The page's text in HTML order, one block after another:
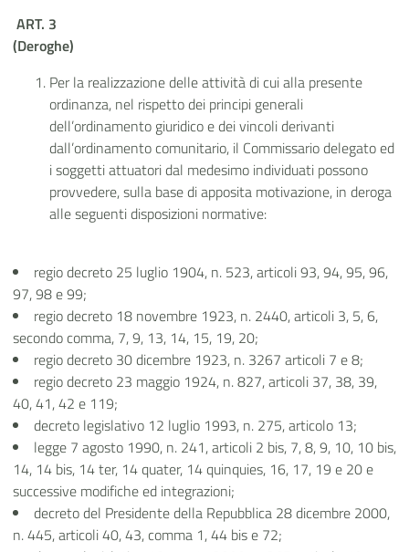
ART. 3
(Deroghe)
Per la realizzazione delle attività di cui alla presente
ordinanza, nel rispetto dei principi generali
dell’ordinamento giuridico e dei vincoli derivanti
dall’ordinamento comunitario, il Commissario delegato ed
i soggetti attuatori dal medesimo individuati possono
provvedere, sulla base di apposita motivazione, in deroga
alle seguenti disposizioni normative:
regio decreto 25 luglio 1904, n. 523, articoli 93, 94, 95, 96,
97, 98 e 99;
regio decreto 18 novembre 1923, n. 2440, articoli 3, 5, 6,
secondo comma, 7, 9, 13, 14, 15, 19, 20;
regio decreto 30 dicembre 1923, n. 3267 articoli 7 e 8;
regio decreto 23 maggio 1924, n. 827, articoli 37, 38, 39,
40, 41, 42 e 119;
decreto legislativo 12 luglio 1993, n. 275, articolo 13;
legge 7 agosto 1990, n. 241, articoli 2 bis, 7, 8, 9, 10, 10 bis,
14, 14 bis, 14 ter, 14 quater, 14 quinquies, 16, 17, 19 e 20 e
successive modifiche ed integrazioni;
decreto del Presidente della Repubblica 28 dicembre 2000,
n. 445, articoli 40, 43, comma 1, 44 bis e 72;